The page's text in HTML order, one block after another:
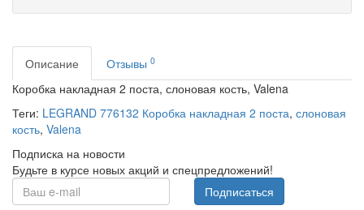
Описание Отзывы 0
Коробка накладная 2 поста, слоновая кость, Valena
Теги: LEGRAND 776132 Коробка накладная 2 поста, слоновая
кость, Valena
Подписка на новости
Будьте в курсе новых акций и спецпредложений!
Подписаться